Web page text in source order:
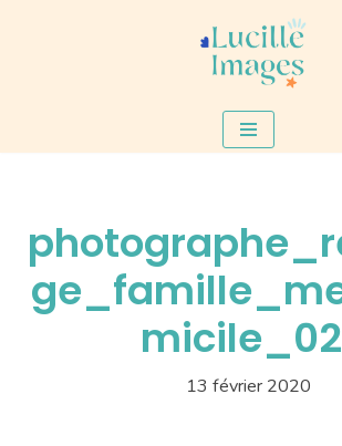
13 février 2020